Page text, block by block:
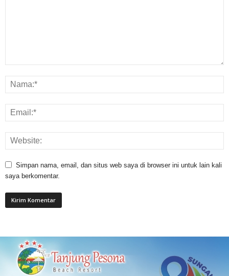
Simpan nama, email, dan situs web saya di browser ini untuk lain kali
saya berkomentar.